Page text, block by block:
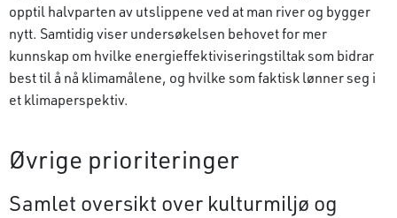
opptil halvparten av utslippene ved at man river og bygger
nytt. Samtidig viser undersøkelsen behovet for mer
kunnskap om hvilke energieffektiviseringstiltak som bidrar
best til å nå klimamålene, og hvilke som faktisk lønner seg i
et klimaperspektiv.
Øvrige prioriteringer
Samlet oversikt over kulturmiljø og